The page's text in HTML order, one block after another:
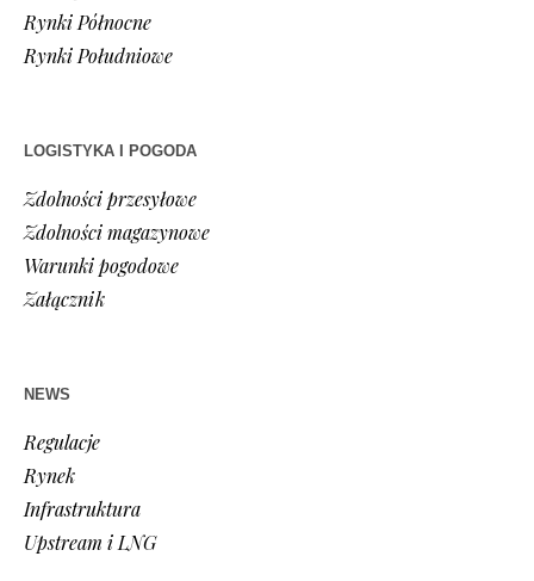
Rynki Północne
Rynki Południowe
LOGISTYKA I POGODA
Zdolności przesyłowe
Zdolności magazynowe
Warunki pogodowe
Załącznik
NEWS
Regulacje
Rynek
Infrastruktura
Upstream i LNG